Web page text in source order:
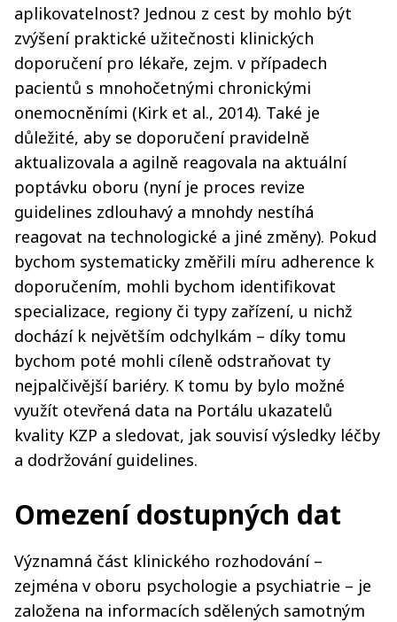
aplikovatelnost? Jednou z cest by mohlo být
zvýšení praktické užitečnosti klinických
doporučení pro lékaře, zejm. v případech
pacientů s mnohočetnými chronickými
onemocněními (Kirk et al., 2014). Také je
důležité, aby se doporučení pravidelně
aktualizovala a agilně reagovala na aktuální
poptávku oboru (nyní je proces revize
guidelines zdlouhavý a mnohdy nestíhá
reagovat na technologické a jiné změny). Pokud
bychom systematicky změřili míru adherence k
doporučením, mohli bychom identifikovat
specializace, regiony či typy zařízení, u nichž
dochází k největším odchylkám – díky tomu
bychom poté mohli cíleně odstraňovat ty
nejpalčivější bariéry. K tomu by bylo možné
využít otevřená data na Portálu ukazatelů
kvality KZP a sledovat, jak souvisí výsledky léčby
a dodržování guidelines.
Omezení dostupných dat
Významná část klinického rozhodování –
zejména v oboru psychologie a psychiatrie – je
založena na informacích sdělených samotným